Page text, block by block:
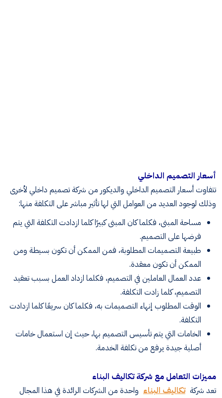
أسعار التصميم الداخلي
تتفاوت أسعار التصميم الداخلي والديكور من شركة تصميم داخلي لأخرى
وذلك لوجود العديد من العوامل التي لها تأثير مباشر على التكلفة منها:
مساحة المبنى، فكلما كان المبنى كبيرًا كلما ازدادت التكلفة التي يتم
فرضها على التصميم.
طبيعة التصميمات المطلوبة، فمن الممكن أن تكون بسيطة ومن
الممكن أن تكون معقدة.
عدد العمال العاملين في التصميم، فكلما ازداد العمل بسبب تعقيد
التصميم، كلما زادت التكلفة.
الوقت المطلوب إنهاء التصميمات به، فكلما كان سريعًا كلما ازدادت
التكلفة.
الخامات التي يتم تأسيس التصميم بها، حيث إن استعمال خامات
أصلية جيدة يرفع من تكلفة الخدمة.
مميزات التعامل مع شركة تكاليف البناء
تعد شركة تكاليف البناء واحدة من الشركات الرائدة في هذا المجال